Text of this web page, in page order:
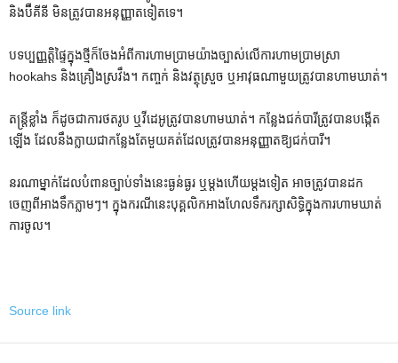
និងប៊ឺគីនី មិនត្រូវបានអនុញ្ញាតទៀតទេ។
បទប្បញ្ញត្តិ​ផ្ទៃក្នុង​ថ្មី​ក៏​ចែង​អំពី​ការ​ហាម​ប្រាម​យ៉ាង​ច្បាស់​លើ​ការ​ហាម​ប្រាម​ស្រា
hookahs និង​គ្រឿង​ស្រវឹង។ កញ្ចក់ និងវត្ថុស្រួច ឬអាវុធណាមួយត្រូវបានហាមឃាត់។
តន្ត្រីខ្លាំង ក៏ដូចជាការថតរូប ឬវីដេអូត្រូវបានហាមឃាត់។ កន្លែងជក់បារីត្រូវបានបង្កើត
ឡើង ដែលនឹងក្លាយជាកន្លែងតែមួយគត់ដែលត្រូវបានអនុញ្ញាតឱ្យជក់បារី។
នរណាម្នាក់ដែលបំពានច្បាប់ទាំងនេះធ្ងន់ធ្ងរ ឬម្តងហើយម្តងទៀត អាចត្រូវបានដក
ចេញពីអាងទឹកភ្លាមៗ។ ក្នុងករណីនេះបុគ្គលិកអាងហែលទឹករក្សាសិទ្ធិក្នុងការហាមឃាត់
ការចូល។
Source link